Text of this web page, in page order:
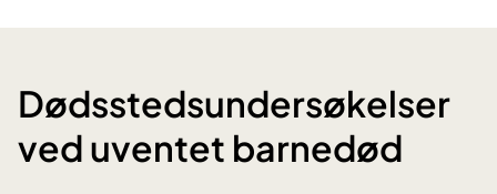
Dødsstedsundersøkelser
ved uventet barnedød